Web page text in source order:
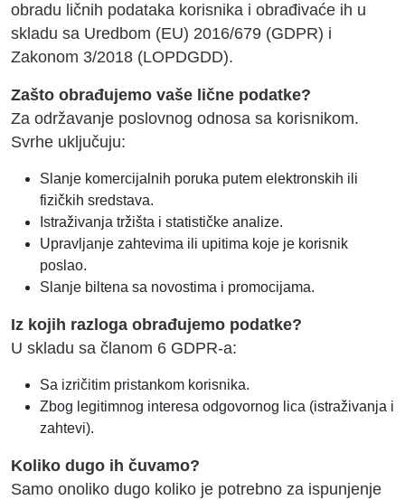
obradu ličnih podataka korisnika i obrađivaće ih u
skladu sa Uredbom (EU) 2016/679 (GDPR) i
Zakonom 3/2018 (LOPDGDD).
Zašto obrađujemo vaše lične podatke?
Za održavanje poslovnog odnosa sa korisnikom.
Svrhe uključuju:
Slanje komercijalnih poruka putem elektronskih ili
fizičkih sredstava.
Istraživanja tržišta i statističke analize.
Upravljanje zahtevima ili upitima koje je korisnik
poslao.
Slanje biltena sa novostima i promocijama.
Iz kojih razloga obrađujemo podatke?
U skladu sa članom 6 GDPR-a:
Sa izričitim pristankom korisnika.
Zbog legitimnog interesa odgovornog lica (istraživanja i
zahtevi).
Koliko dugo ih čuvamo?
Samo onoliko dugo koliko je potrebno za ispunjenje